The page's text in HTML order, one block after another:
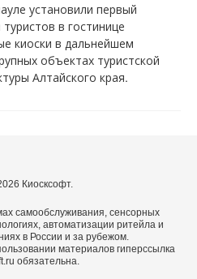
установили первый
в гостинице
киоски в дальнейшем
объектах туристской
Алтайского края.
Киосксофт.
самообслуживания, сенсорных
автоматизации ритейла и
в России и за рубежом.
материалов гиперссылка
обязательна.